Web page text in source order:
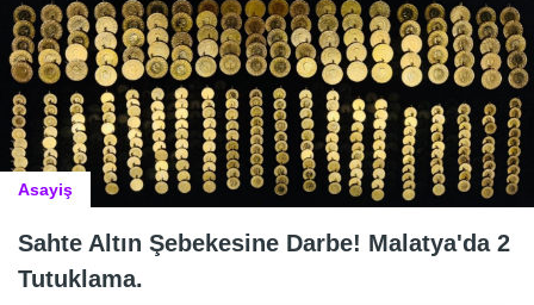
Asayiş
Sahte Altın Şebekesine Darbe! Malatya'da 2
Tutuklama.